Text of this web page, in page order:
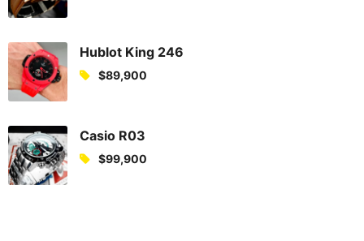
Hublot King 246
$89,900
Casio R03
$99,900